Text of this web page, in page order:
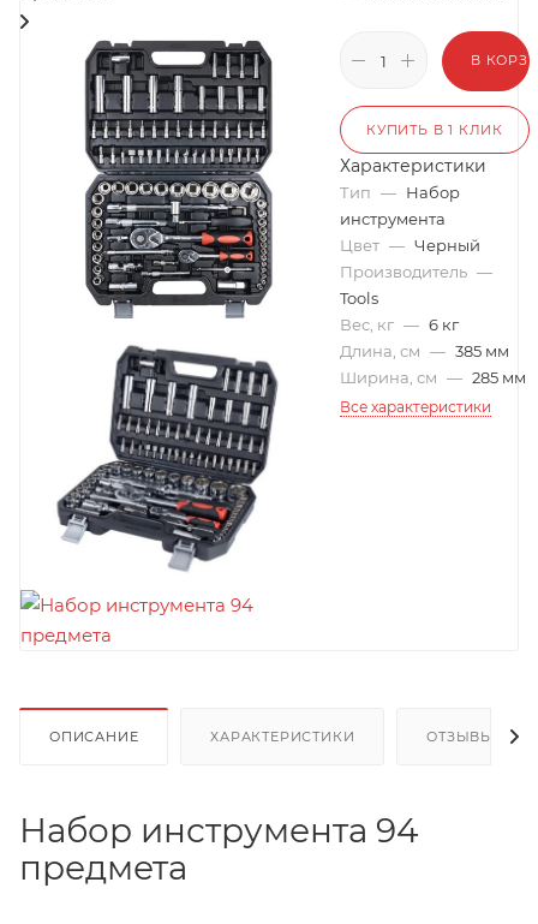
В
КУПИТЬ В 1 КЛИК
Характеристики
Тип — Набор
инструмента
Цвет — Черный
Производитель —
Tools
Вес, кг — 6 кг
Длина, см — 385 мм
Ширина, см — 285 мм
Все характеристики
ОПИСАНИЕ ХАРАКТЕРИСТИКИ ОТЗЫВЫ
Набор инструмента 94
предмета